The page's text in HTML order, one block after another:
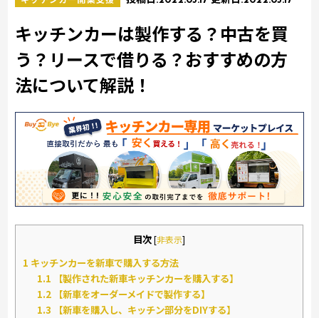
キッチンカーは製作する？中古を買
う？リースで借りる？おすすめの方
法について解説！
目次[非表示]
1 キッチンカーを新車で購入する方法
1.1 【製作された新車キッチンカーを購入する】
1.2 【新車をオーダーメイドで製作する】
1.3 【新車を購入し、キッチン部分をDIYする】